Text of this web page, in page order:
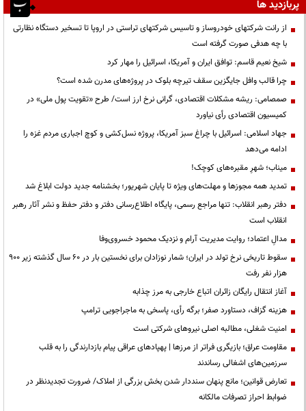
پربازدید ها
از رانت‌ شرکتهای خودروساز و تاسیس شرکتهای تراستی در اروپا تا تسخیر دستگاه نظارتی
با چه هدفی صورت گرفته است
شیخ نعیم قاسم: توافق ایران و آمریکا، اسرائیل را مهار کرد
چرا قالب وافل جایگزین سقف تیرچه بلوک در پروژه‌های مدرن شده است؟
صمصامی: ریشه مشکلات اقتصادی، گرانی نرخ ارز است/ طرح «تقویت پول ملی» در
کمیسیون اقتصادی رأی نیاورد
جهاد اسلامی: اسرائیل با چراغ سبز آمریکا، پروژه نسل‌کشی و کوچ اجباری مردم غزه را
ادامه می‌دهد
میناب؛ شهرِ مقبره‌های کوچک!
تمدید همه مجوزها و مهلت‌های ویژه تا پایان شهریور؛ بخشنامه جدید دولت ابلاغ شد
دفتر رهبر انقلاب: تنها مراجع رسمی، پایگاه اطلاع‌رسانی دفتر و دفتر حفظ و نشر آثار رهبر
انقلاب است
مدالِ اعتماد؛ روایت مدیریت آرام و نزدیک محمود خسروی‌وفا
سقوط تاریخی نرخ تولد در ایران؛ شمار نوزادان برای نخستین بار در ۶۰ سال گذشته زیر ۹۰۰
هزار نفر رفت
آغاز انتقال رایگان زائران اتباع خارجی به مرز چذابه
هزینه گزاف، دستاورد صفر؛ برگه رأی، پاسخی به ماجراجویی ترامپ
‌امنیت شغلی، مطالبه اصلی نیروهای شرکتی است
مقاومت عراق؛ بازیگری فراتر از مرزها | پهپادهای عراقی پیام بازدارندگی را به قلب
سرزمین‌های اشغالی رساندند
تعارض قوانین؛ مانع پنهان سنددار شدن بخش بزرگی از املاک/ ضرورت تجدیدنظر در
ضوابط احراز تصرفات مالکانه